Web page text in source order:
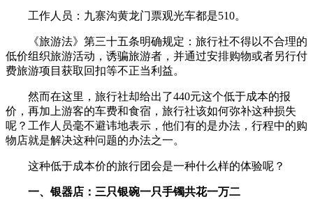
工作人员：九寨沟黄龙门票观光车都是510。
《旅游法》第三十五条明确规定：旅行社不得以不合理的
低价组织旅游活动，诱骗旅游者，并通过安排购物或者另行付
费旅游项目获取回扣等不正当利益。
然而在这里，旅行社却给出了440元这个低于成本的报
价，再加上游客的车费和食宿，旅行社该如何弥补这种损失
呢？工作人员毫不避讳地表示，他们有的是办法，行程中的购
物店就是解决这种问题的办法之一。
这种低于成本价的旅行团会是一种什么样的体验呢？
一、银器店：三只银碗一只手镯共花一万二